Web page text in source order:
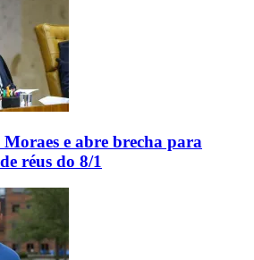
e abre brecha para
réus do 8/1